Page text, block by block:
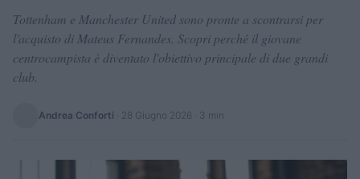
Tottenham e Manchester United sono pronte a scontrarsi per
l'acquisto di Mateus Fernandes. Scopri perché il giovane
centrocampista è diventato l'obiettivo principale di due grandi
club.
Andrea Conforti 28 Giugno 2026 · 3 min